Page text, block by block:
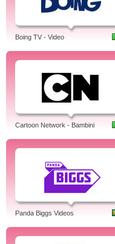
Boing TV - Video
Cartoon Network - Bambini
Panda Biggs Videos